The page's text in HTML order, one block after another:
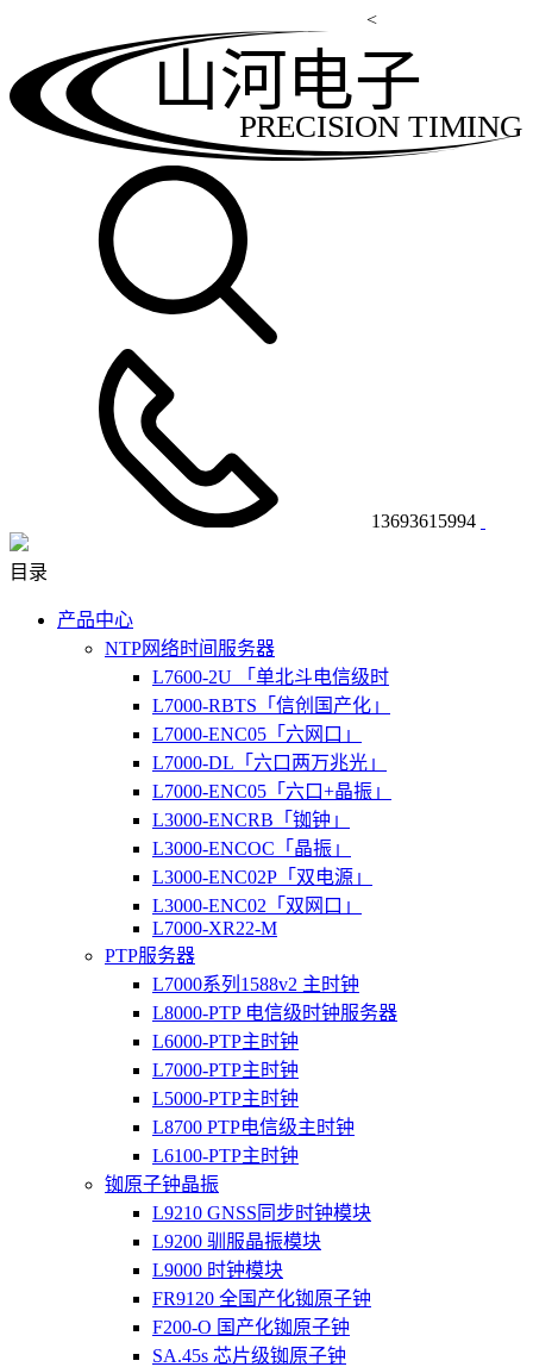
<
PRECISION TIMING
山河电子
13693615994
目录
产品中心
NTP网络时间服务器
L7600-2U 「单北斗电信级时
L7000-RBTS「信创国产化」
L7000-ENC05「六网口」
L7000-DL「六口两万兆光」
L7000-ENC05「六口+晶振」
L3000-ENCRB「铷钟」
L3000-ENCOC「晶振」
L3000-ENC02P「双电源」
L3000-ENC02「双网口」
L7000-XR22-M
PTP服务器
L7000系列1588v2 主时钟
L8000-PTP 电信级时钟服务器
L6000-PTP主时钟
L7000-PTP主时钟
L5000-PTP主时钟
L8700 PTP电信级主时钟
L6100-PTP主时钟
铷原子钟晶振
L9210 GNSS同步时钟模块
L9200 驯服晶振模块
L9000 时钟模块
FR9120 全国产化铷原子钟
F200-O 国产化铷原子钟
SA.45s 芯片级铷原子钟